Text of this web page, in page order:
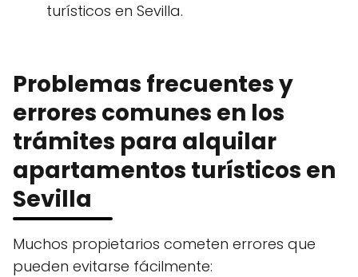
turísticos en Sevilla.
Problemas frecuentes y
errores comunes en los
trámites para alquilar
apartamentos turísticos en
Sevilla
Muchos propietarios cometen errores que
pueden evitarse fácilmente: